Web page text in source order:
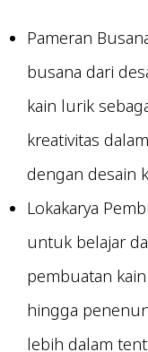
Pameran
busana dari
kain lurik
kreativitas
dengan desain
Lokakarya
untuk belajar
pembuatan
hingga
lebih dalam